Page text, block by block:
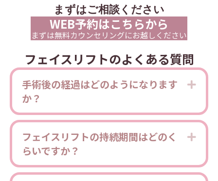
まずはご相談ください
WEB予約はこちらから
まずは無料カウンセリングにお越しください
フェイスリフトのよくある質問
手術後の経過はどのようになります
か？
フェイスリフトの持続期間はどのく
らいですか？